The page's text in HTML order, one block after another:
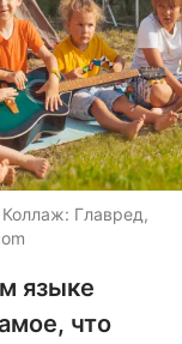
Главред,
языке
что